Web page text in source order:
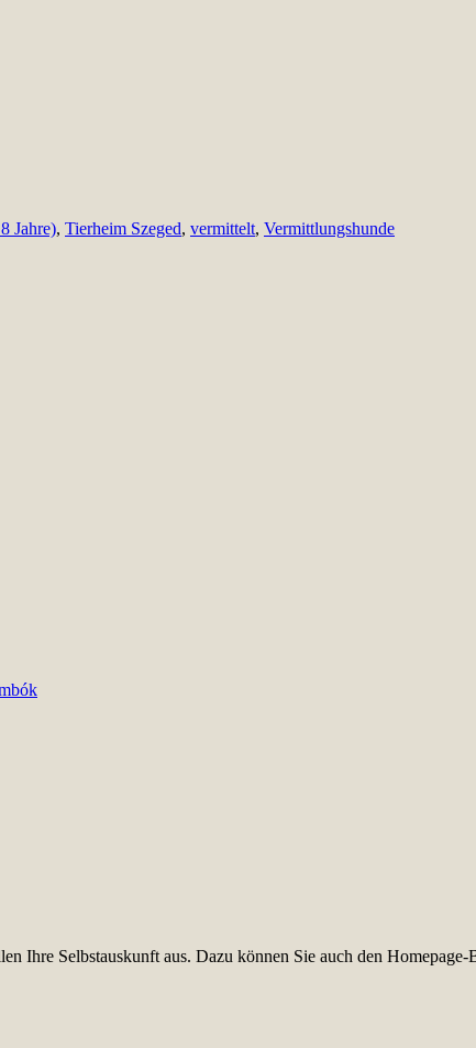
Jahre), Tierheim Szeged, vermittelt, Vermittlungshunde
Ihre Selbstauskunft aus. Dazu können Sie auch den